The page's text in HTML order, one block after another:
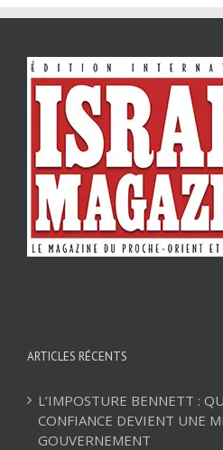
ARTICLES RÉCENTS
L’IMPOSTURE BENNETT :
CONFIANCE DEVIENT UNE
GOUVERNEMENT